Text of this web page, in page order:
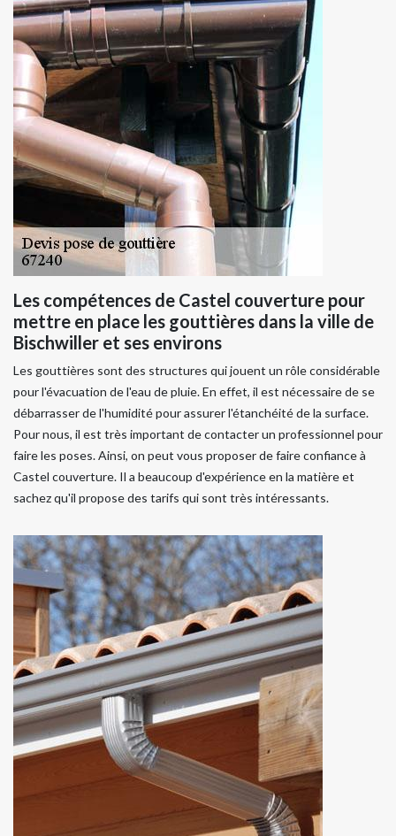
Les compétences de Castel couverture pour
mettre en place les gouttières dans la ville de
Bischwiller et ses environs
Les gouttières sont des structures qui jouent un rôle considérable
pour l'évacuation de l'eau de pluie. En effet, il est nécessaire de se
débarrasser de l'humidité pour assurer l'étanchéité de la surface.
Pour nous, il est très important de contacter un professionnel pour
faire les poses. Ainsi, on peut vous proposer de faire confiance à
Castel couverture. Il a beaucoup d'expérience en la matière et
sachez qu'il propose des tarifs qui sont très intéressants.